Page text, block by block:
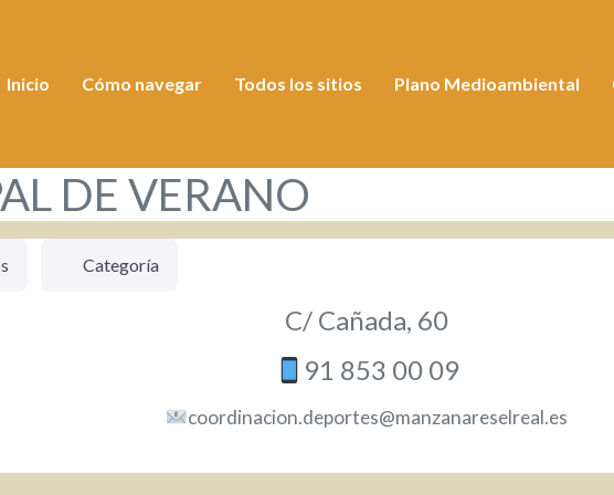
Inicio Cómo navegar Todos los sitios Plano Medioambiental
DE VERANO
Categoría
C/ Cañada, 60
91 853 00 09
coordinacion.deportes@manzanareselreal.es